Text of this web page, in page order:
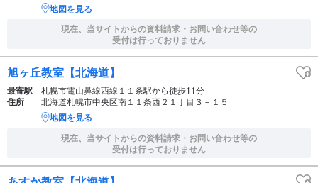
地図を見る
現在、当サイトからの資料請求・お問い合わせ等の
受付は行っておりません
旭ヶ丘教室【北海道】
最寄駅 札幌市電山鼻線西線１１条駅から徒歩11分
住所 北海道札幌市中央区南１１条西２１丁目３－１５
地図を見る
現在、当サイトからの資料請求・お問い合わせ等の
受付は行っておりません